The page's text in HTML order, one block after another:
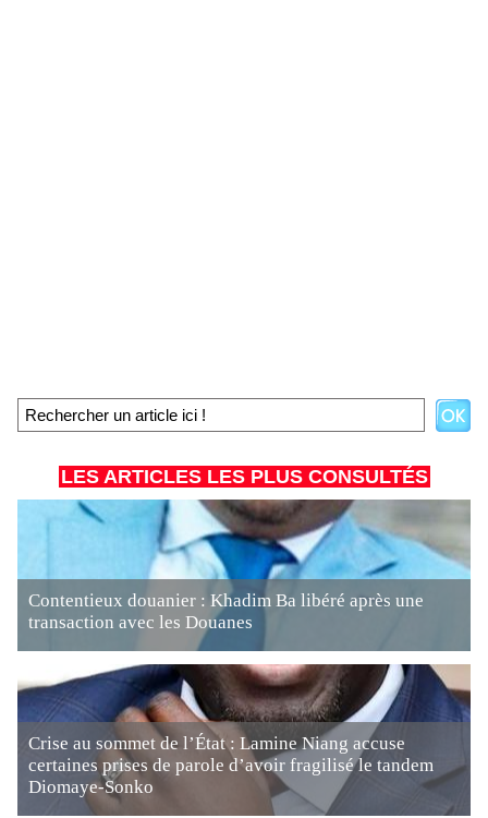
LES ARTICLES LES PLUS CONSULTÉS
Contentieux douanier : Khadim Ba libéré après une
transaction avec les Douanes
Crise au sommet de l’État : Lamine Niang accuse
certaines prises de parole d’avoir fragilisé le tandem
Diomaye-Sonko